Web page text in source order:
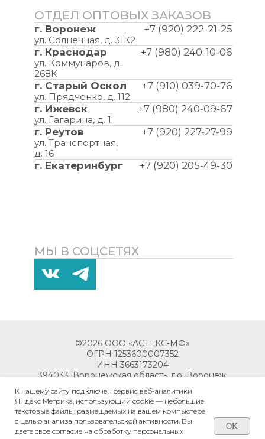
©2026 ООО «АСТЕКС-МФ»
ОГРН 1253600007352
ИНН 3663173204
394033, Воронежская область, г.о. Воронеж,
г. Воронеж, пр-кт Ленинский, д. 119М,
помещ. 6
МЫ В СОЦСЕТЯХ
ОТДЕЛ ОПТОВЫХ ЗАКАЗОВ
г. Воронеж
ул. Солнечная, д. 31К2
+7 (920) 222-21-25
г. Краснодар
ул. Коммунаров, д.
268К
+7 (980) 240-10-06
г. Старый Оскол
ул. Прядченко, д. 112
+7 (910) 039-70-76
г. Ижевск
ул. Гагарина, д. 1
+7 (980) 240-09-67
г. Реутов
ул. Транспортная,
д. 16
+7 (920) 227-27-99
г. Екатеринбург +7 (920) 205-49-30
К нашему сайту подключен сервис веб-аналитики
Яндекс Метрика, использующий cookie — небольшие
текстовые файлы, размещаемых на вашем компьютере
с целью анализа пользовательской активности. Вы
даете свое согласие на обработку персональных
OK